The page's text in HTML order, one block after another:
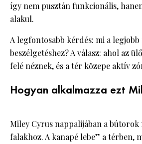
így nem pusztán funkcionális,
alakul.
A legfontosabb kérdés: mi a
beszélgetéshez? A válasz: ahol az
felé néznek, és a tér közepe aktív
Hogyan alkalmazza ezt
Miley Cyrus nappalijában a bútorok
falakhoz. A kanapé lebe” a térben,